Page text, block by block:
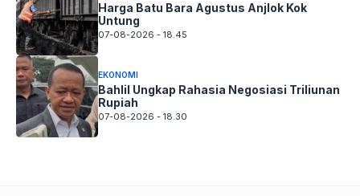
Harga Batu Bara Agustus Anjlok Kok
Untung
07-08-2026 - 18.45
EKONOMI
Bahlil Ungkap Rahasia Negosiasi Triliunan
Rupiah
07-08-2026 - 18.30